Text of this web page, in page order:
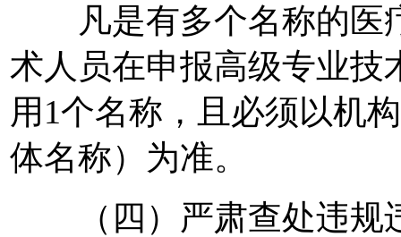
凡是有多个名称的医
术人员在申报高级专业技
用1个名称，且必须以机
体名称）为准。
（四）严肃查处违规